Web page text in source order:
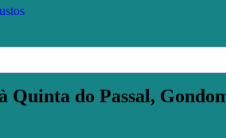
Quinta do Passal,